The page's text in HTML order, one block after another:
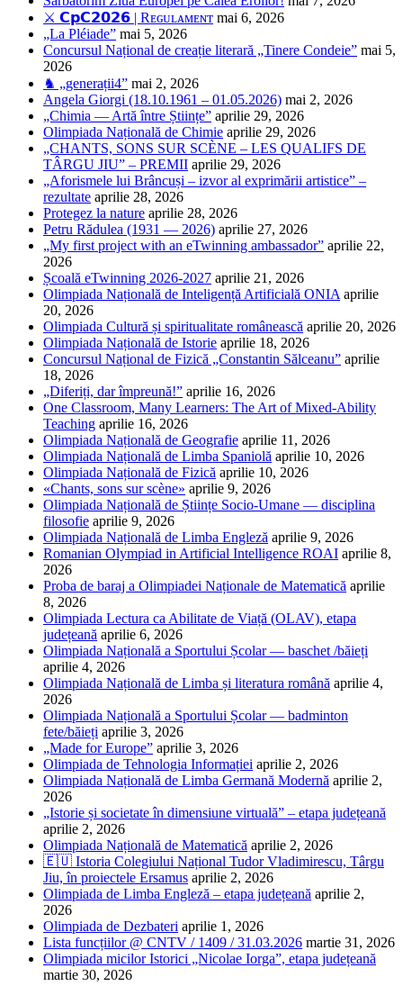
⚔️ 𝗖𝗽𝗖𝟮𝟬𝟮𝟲 | Rᴇɢᴜʟᴀᴍᴇɴᴛ mai 6, 2026
„La Pléiade” mai 5, 2026
Concursul Național de creație literară „Tinere Condeie” mai 5,
2026
♞ „generații4” mai 2, 2026
Angela Giorgi (18.10.1961 – 01.05.2026) mai 2, 2026
„Chimia — Artă între Științe” aprilie 29, 2026
Olimpiada Națională de Chimie aprilie 29, 2026
„CHANTS, SONS SUR SCÈNE – LES QUALIFS DE
TÂRGU JIU” – PREMII aprilie 29, 2026
„Aforismele lui Brâncuși – izvor al exprimării artistice” –
rezultate aprilie 28, 2026
Protegez la nature aprilie 28, 2026
Petru Rădulea (1931 — 2026) aprilie 27, 2026
„My first project with an eTwinning ambassador” aprilie 22,
2026
Școală eTwinning 2026-2027 aprilie 21, 2026
Olimpiada Națională de Inteligență Artificială ONIA aprilie
20, 2026
Olimpiada Cultură și spiritualitate românească aprilie 20, 2026
Olimpiada Națională de Istorie aprilie 18, 2026
Concursul Național de Fizică „Constantin Sălceanu” aprilie
18, 2026
„Diferiți, dar împreună!” aprilie 16, 2026
One Classroom, Many Learners: The Art of Mixed-Ability
Teaching aprilie 16, 2026
Olimpiada Națională de Geografie aprilie 11, 2026
Olimpiada Națională de Limba Spaniolă aprilie 10, 2026
Olimpiada Națională de Fizică aprilie 10, 2026
«Chants, sons sur scène» aprilie 9, 2026
Olimpiada Națională de Științe Socio-Umane — disciplina
filosofie aprilie 9, 2026
Olimpiada Națională de Limba Engleză aprilie 9, 2026
Romanian Olympiad in Artificial Intelligence ROAI aprilie 8,
2026
Proba de baraj a Olimpiadei Naționale de Matematică aprilie
8, 2026
Olimpiada Lectura ca Abilitate de Viață (OLAV), etapa
județeană aprilie 6, 2026
Olimpiada Națională a Sportului Școlar — baschet /băieți
aprilie 4, 2026
Olimpiada Națională de Limba și literatura română aprilie 4,
2026
Olimpiada Națională a Sportului Școlar — badminton
fete/băieți aprilie 3, 2026
„Made for Europe” aprilie 3, 2026
Olimpiada de Tehnologia Informației aprilie 2, 2026
Olimpiada Națională de Limba Germană Modernă aprilie 2,
2026
„Istorie și societate în dimensiune virtuală” – etapa județeană
aprilie 2, 2026
Olimpiada Națională de Matematică aprilie 2, 2026
🇪🇺 Istoria Colegiului Național Tudor Vladimirescu, Târgu
Jiu, în proiectele Ersamus aprilie 2, 2026
Olimpiada de Limba Engleză – etapa județeană aprilie 2,
2026
Olimpiada de Dezbateri aprilie 1, 2026
Lista funcțiilor @ CNTV / 1409 / 31.03.2026 martie 31, 2026
Olimpiada micilor Istorici „Nicolae Iorga”, etapa județeană
martie 30, 2026